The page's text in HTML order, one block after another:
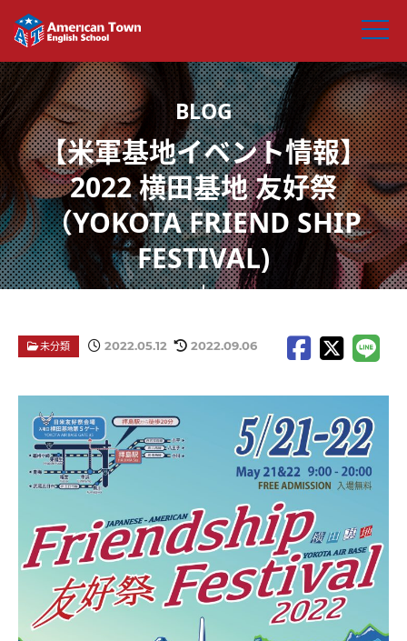
【米軍基地イベント情報】
2022 横田基地 友好祭
（YOKOTA FRIEND SHIP
FESTIVAL)
未分類 2022.05.12 2022.09.06